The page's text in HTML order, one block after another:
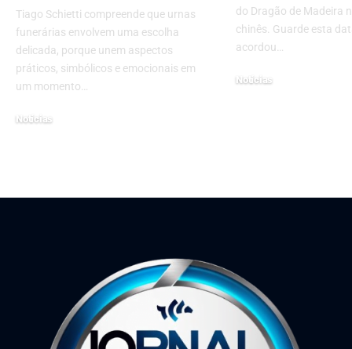
Tiago Schietti compreende que urnas
funerárias envolvem uma escolha
delicada, porque unem aspectos
práticos, simbólicos e emocionais em
um momento…
Notícias
do Dragão de Madeira
chinês. Guarde esta
acordou…
Notícias